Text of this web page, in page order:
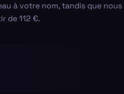
à votre nom, tandis que nous
de 112 €.